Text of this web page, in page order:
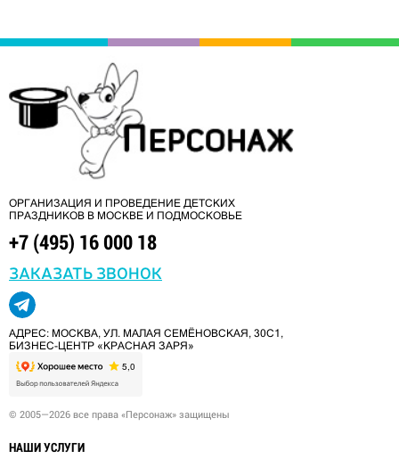
ОРГАНИЗАЦИЯ И ПРОВЕДЕНИЕ ДЕТСКИХ
ПРАЗДНИКОВ В МОСКВЕ И ПОДМОСКОВЬЕ
+7 (495) 16 000 18
ЗАКАЗАТЬ ЗВОНОК
АДРЕС: МОСКВА, УЛ. МАЛАЯ СЕМЁНОВСКАЯ, 30С1,
БИЗНЕС-ЦЕНТР «КРАСНАЯ ЗАРЯ»
© 2005—2026 все права «Персонаж» защищены
НАШИ УСЛУГИ